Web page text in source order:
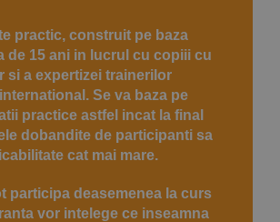
practic, construit pe baza
de 15 ani in lucrul cu copiii cu
si a expertizei trainerilor
Se va baza pe
practice astfel incat la final
dobandite de participanti sa
cat mai mare.
participa deasemenea la curs
vor intelege ce inseamna